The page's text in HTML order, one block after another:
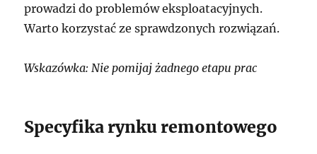
prowadzi do problemów eksploatacyjnych.
Warto korzystać ze sprawdzonych rozwiązań.
Wskazówka: Nie pomijaj żadnego etapu prac
Specyfika rynku remontowego